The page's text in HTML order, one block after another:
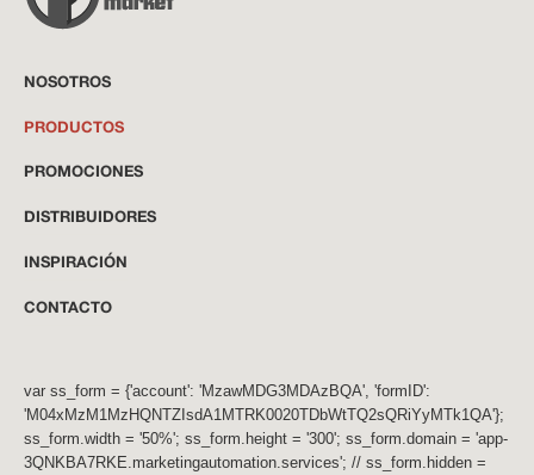
NOSOTROS
PRODUCTOS
PROMOCIONES
DISTRIBUIDORES
INSPIRACIÓN
CONTACTO
var ss_form = {'account': 'MzawMDG3MDAzBQA', 'formID':
'M04xMzM1MzHQNTZIsdA1MTRK0020TDbWtTQ2sQRiYyMTk1QA'};
ss_form.width = '50%'; ss_form.height = '300'; ss_form.domain = 'app-
3QNKBA7RKE.marketingautomation.services'; // ss_form.hidden =